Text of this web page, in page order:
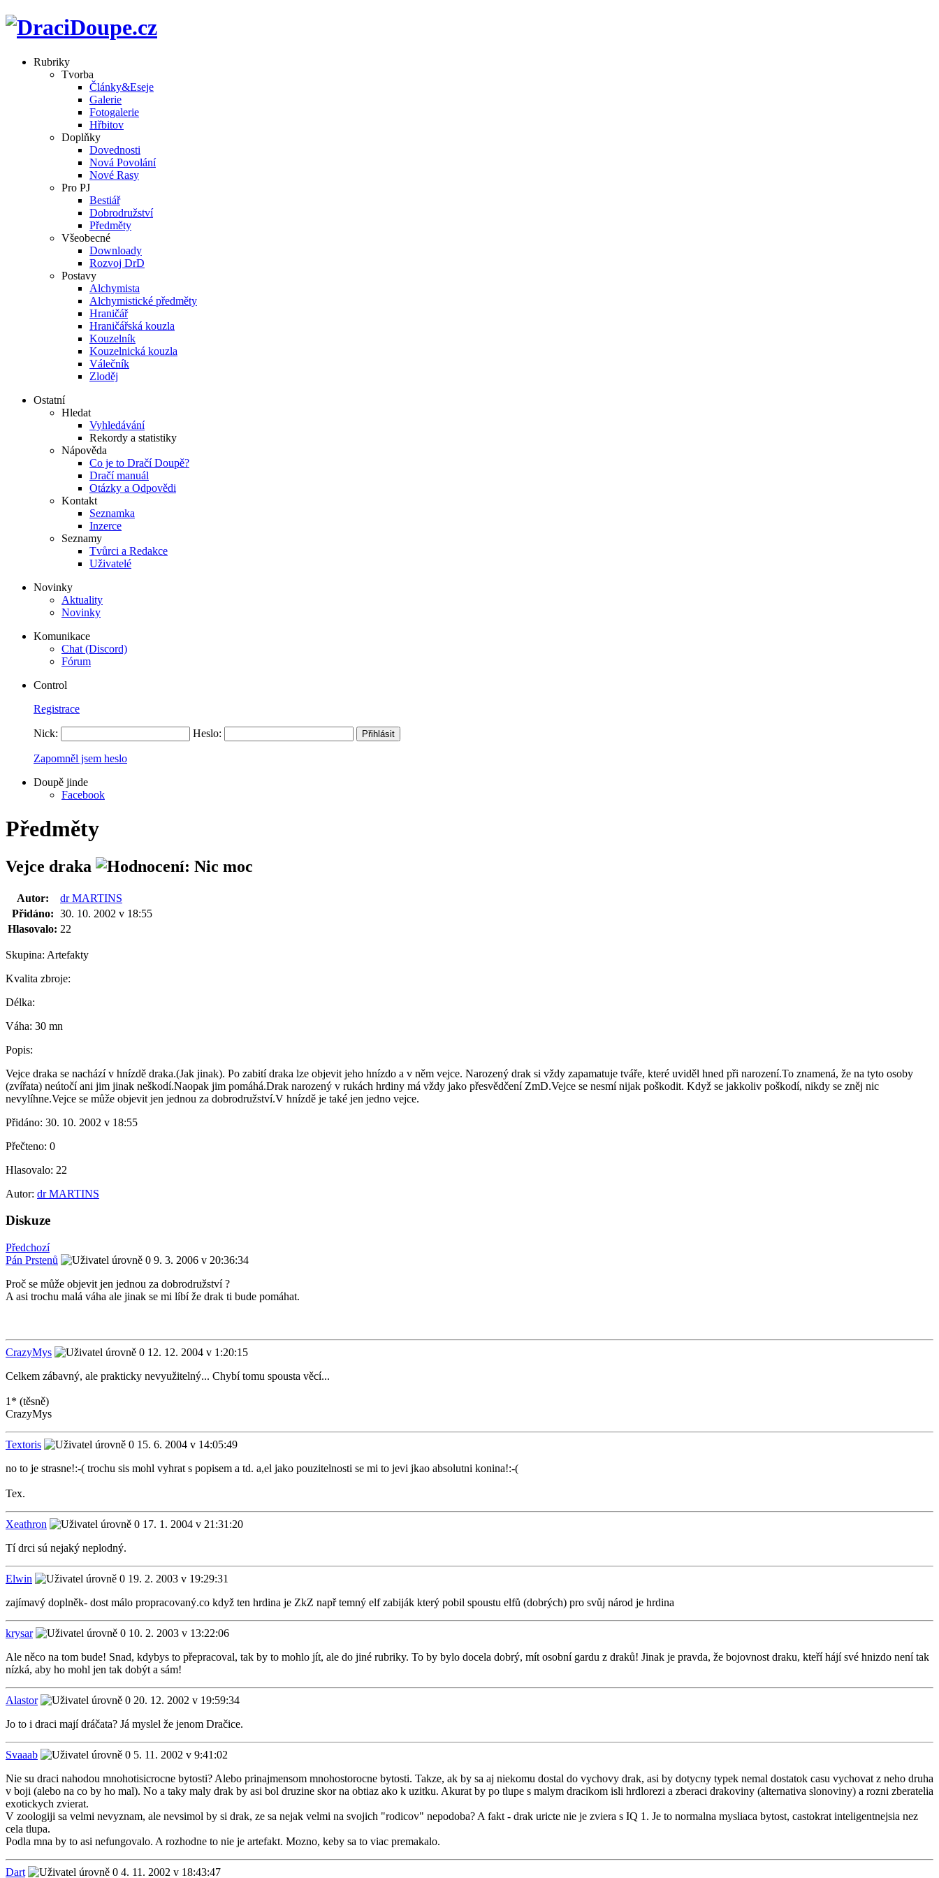
Rubriky
Tvorba
Články&Eseje
Galerie
Fotogalerie
Hřbitov
Doplňky
Dovednosti
Nová Povolání
Nové Rasy
Pro PJ
Bestiář
Dobrodružství
Předměty
Všeobecné
Downloady
Rozvoj DrD
Postavy
Alchymista
Alchymistické předměty
Hraničář
Hraničářská kouzla
Kouzelník
Kouzelnická kouzla
Válečník
Zloděj
Ostatní
Hledat
Vyhledávání
Rekordy a statistiky
Nápověda
Co je to Dračí Doupě?
Dračí manuál
Otázky a Odpovědi
Kontakt
Seznamka
Inzerce
Seznamy
Tvůrci a Redakce
Uživatelé
Novinky
Aktuality
Novinky
Komunikace
Chat (Discord)
Fórum
Control
Registrace
Nick: Heslo:
Zapomněl jsem heslo
Doupě jinde
Facebook
Předměty
Vejce draka
Autor:
dr MARTINS
Přidáno: 30. 10. 2002 v 18:55
Hlasovalo: 22
Skupina: Artefakty
Kvalita zbroje:
Délka:
Váha: 30 mn
Popis:
Vejce draka se nachází v hnízdě draka.(Jak jinak). Po zabití draka lze objevit jeho hnízdo a v něm vejce. Narozený drak si vždy zapamatuje tváře, které uviděl hned při narození.To znamená, že na tyto osoby
(zvířata) neútočí ani jim jinak neškodí.Naopak jim pomáhá.Drak narozený v rukách hrdiny má vždy jako přesvědčení ZmD.Vejce se nesmí nijak poškodit. Když se jakkoliv poškodí, nikdy se zněj nic
nevylíhne.Vejce se může objevit jen jednou za dobrodružství.V hnízdě je také jen jedno vejce.
Přidáno: 30. 10. 2002 v 18:55
Přečteno: 0
Hlasovalo: 22
Autor: dr MARTINS
Diskuze
Předchozí
Pán Prstenů
9. 3. 2006 v 20:36:34
Proč se může objevit jen jednou za dobrodružství ?
A asi trochu malá váha ale jinak se mi líbí že drak ti bude pomáhat.
CrazyMys
12. 12. 2004 v 1:20:15
Celkem zábavný, ale prakticky nevyužitelný... Chybí tomu spousta věcí...
1* (těsně)
CrazyMys
Textoris
15. 6. 2004 v 14:05:49
no to je strasne!:-( trochu sis mohl vyhrat s popisem a td. a,el jako pouzitelnosti se mi to jevi jkao absolutni konina!:-(
Tex.
Xeathron
17. 1. 2004 v 21:31:20
Tí drci sú nejaký neplodný.
Elwin
19. 2. 2003 v 19:29:31
zajímavý doplněk- dost málo propracovaný.co když ten hrdina je ZkZ např temný elf zabiják který pobil spoustu elfů (dobrých) pro svůj národ je hrdina
krysar
10. 2. 2003 v 13:22:06
Ale něco na tom bude! Snad, kdybys to přepracoval, tak by to mohlo jít, ale do jiné rubriky. To by bylo docela dobrý, mít osobní gardu z draků! Jinak je pravda, že bojovnost draku, kteří hájí své hnizdo není tak
nízká, aby ho mohl jen tak dobýt a sám!
Alastor
20. 12. 2002 v 19:59:34
Jo to i draci mají dráčata? Já myslel že jenom Dračice.
Svaaab
5. 11. 2002 v 9:41:02
Nie su draci nahodou mnohotisicrocne bytosti? Alebo prinajmensom mnohostorocne bytosti. Takze, ak by sa aj niekomu dostal do vychovy drak, asi by dotycny typek nemal dostatok casu vychovat z neho druha
v boji (alebo na co by ho mal). No a taky maly drak by asi bol druzine skor na obtiaz ako k uzitku. Akurat by po tlupe s malym dracikom isli hrdlorezi a zberaci drakoviny (alternativa slonoviny) a rozni zberatelia
exotickych zvierat.
V zoologiji sa velmi nevyznam, ale nevsimol by si drak, ze sa nejak velmi na svojich "rodicov" nepodoba? A fakt - drak uricte nie je zviera s IQ 1. Je to normalna mysliaca bytost, castokrat inteligentnejsia nez
cela tlupa.
Podla mna by to asi nefungovalo. A rozhodne to nie je artefakt. Mozno, keby sa to viac premakalo.
Dart 4. 11. 2002 v 18:43:47